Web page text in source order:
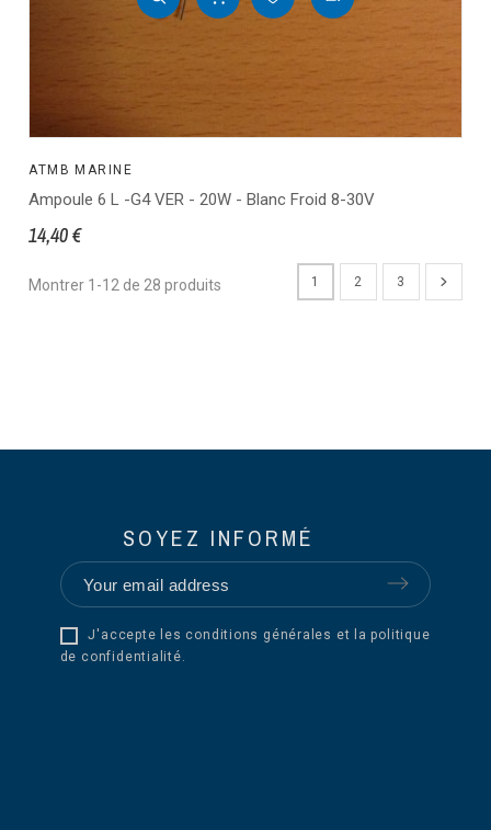
ATMB MARINE
Ampoule 6 L -G4 VER - 20W - Blanc Froid 8-30V
14,40 €
Montrer 1-12 de 28 produits 1 2 3
SOYEZ INFORMÉ
J'accepte les conditions générales et la politique
de confidentialité.